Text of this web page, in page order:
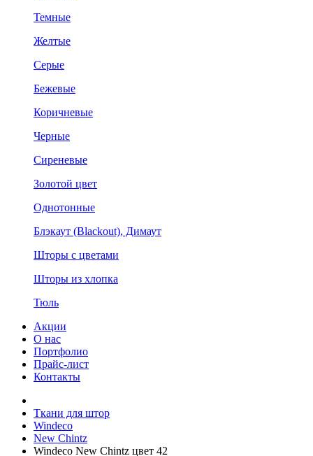
Темные
Желтые
Серые
Бежевые
Коричневые
Черные
Сиреневые
Золотой цвет
Однотонные
Блэкаут (Blackout), Димаут
Шторы с цветами
Шторы из хлопка
Тюль
Акции
О нас
Портфолио
Прайс-лист
Контакты
Ткани для штор
Windeco
New Chintz
Windeco New Chintz цвет 42